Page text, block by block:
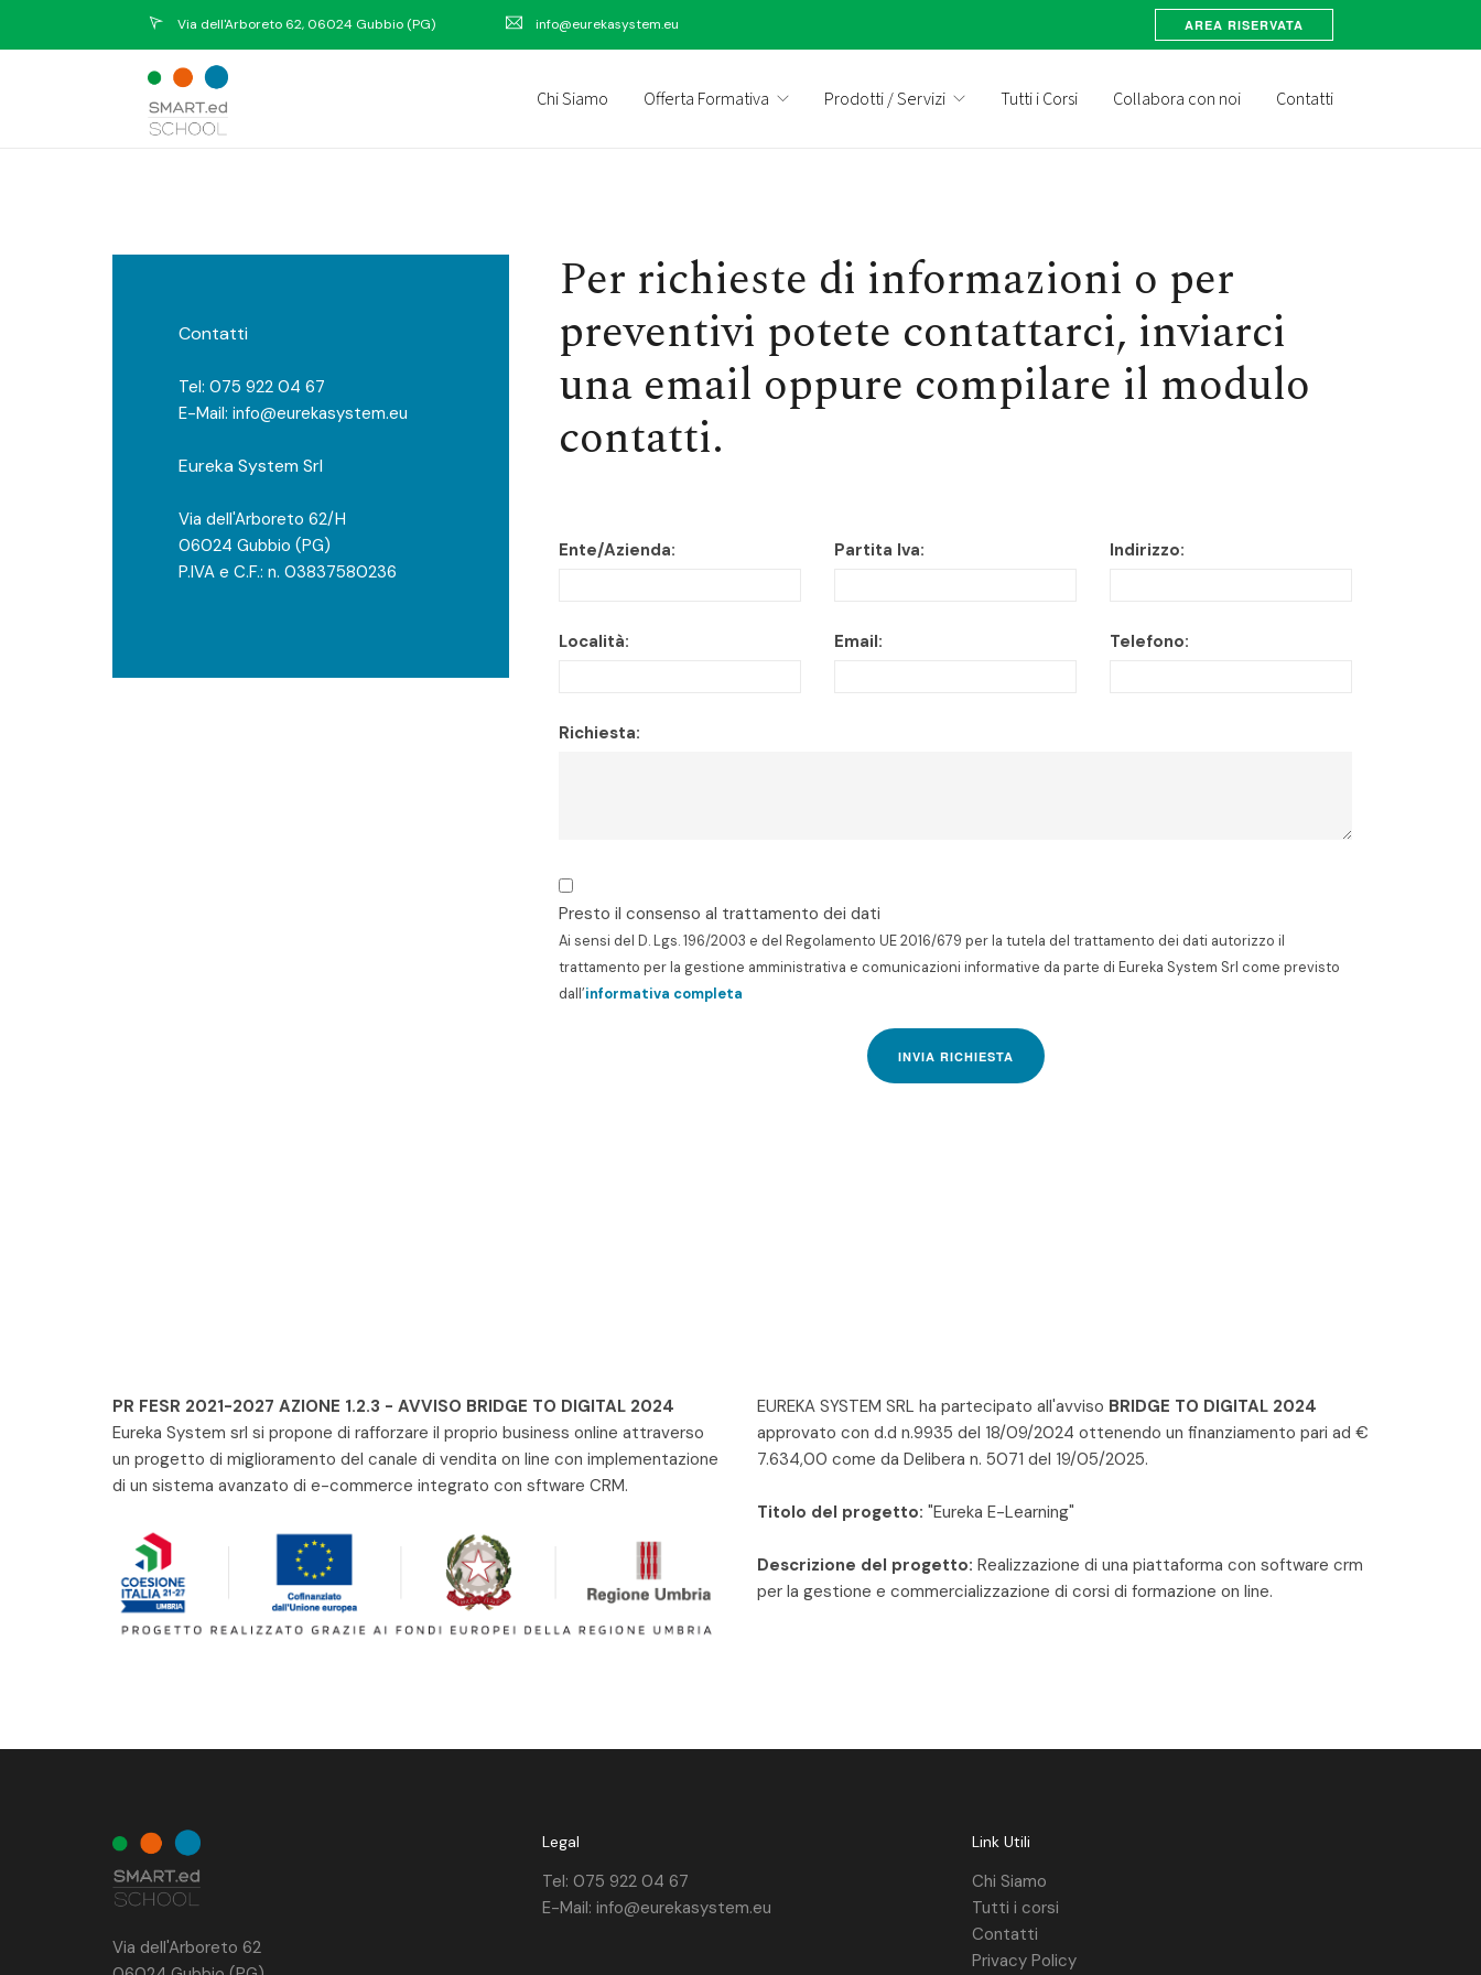
Via dell'Arboreto 62, 06024 Gubbio (PG) info@eurekasystem.eu AREA RISERVATA
Chi Siamo Offerta Formativa Prodotti / Servizi Tutti i Corsi Collabora con noi Contatti
Contatti
Tel: 075 922 04 67
E-Mail: info@eurekasystem.eu
Eureka System Srl
Via dell'Arboreto 62/H
06024 Gubbio (PG)
P.IVA e C.F.: n. 03837580236
Per richieste di informazioni o per
preventivi potete contattarci, inviarci
una email oppure compilare il modulo
contatti.
Ente/Azienda: Partita Iva: Indirizzo:
Località: Email: Telefono:
Richiesta:
Presto il consenso al trattamento dei dati
Ai sensi del D. Lgs. 196/2003 e del Regolamento UE 2016/679 per la tutela del trattamento dei dati autorizzo il
trattamento per la gestione amministrativa e comunicazioni informative da parte di Eureka System Srl come previsto
dall’informativa completa
INVIA RICHIESTA
PR FESR 2021-2027 AZIONE 1.2.3 - AVVISO BRIDGE TO DIGITAL 2024
Eureka System srl si propone di rafforzare il proprio business online attraverso
un progetto di miglioramento del canale di vendita on line con implementazione
di un sistema avanzato di e-commerce integrato con sftware CRM.
EUREKA SYSTEM SRL ha partecipato all'avviso BRIDGE TO DIGITAL 2024
approvato con d.d n.9935 del 18/09/2024 ottenendo un finanziamento pari ad €
7.634,00 come da Delibera n. 5071 del 19/05/2025.
Titolo del progetto: "Eureka E-Learning"
Descrizione del progetto: Realizzazione di una piattaforma con software crm
per la gestione e commercializzazione di corsi di formazione on line.
Via dell'Arboreto 62
Legal
Tel: 075 922 04 67
E-Mail: info@eurekasystem.eu
Link Utili
Chi Siamo
Tutti i corsi
Contatti
Privacy Policy